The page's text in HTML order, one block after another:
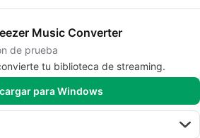
Music Converter
de prueba
tu biblioteca de streaming.
para Windows